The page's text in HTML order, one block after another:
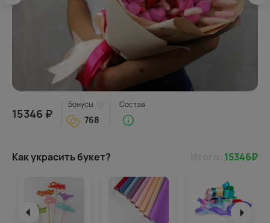
15346 ₽
Бонусы
768
Состав
Как украсить букет? 15346₽